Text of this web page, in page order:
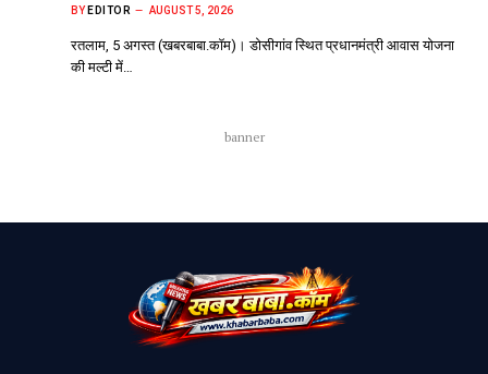
BY EDITOR AUGUST 5, 2026
रतलाम, 5 अगस्त (खबरबाबा.कॉम)। डोसीगांव स्थित प्रधानमंत्री आवास योजना
की मल्टी में…
banner